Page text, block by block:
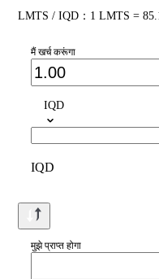
मैं खर्च करूंगा
IQD
IQD
मुझे प्राप्त होगा